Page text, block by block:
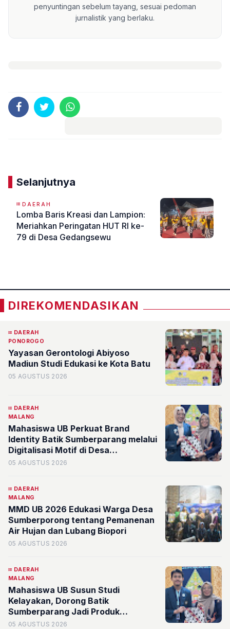
penyuntingan sebelum tayang, sesuai pedoman
jurnalistik yang berlaku.
Selanjutnya
DAERAH
Lomba Baris Kreasi dan Lampion:
Meriahkan Peringatan HUT RI ke-
79 di Desa Gedangsewu
DIREKOMENDASIKAN
DAERAH
PONOROGO
Yayasan Gerontologi Abiyoso
Madiun Studi Edukasi ke Kota Batu
05 AGUSTUS 2026
DAERAH
MALANG
Mahasiswa UB Perkuat Brand
Identity Batik Sumberparang melalui
Digitalisasi Motif di Desa
Sumberporong
05 AGUSTUS 2026
DAERAH
MALANG
MMD UB 2026 Edukasi Warga Desa
Sumberporong tentang Pemanenan
Air Hujan dan Lubang Biopori
05 AGUSTUS 2026
DAERAH
MALANG
Mahasiswa UB Susun Studi
Kelayakan, Dorong Batik
Sumberparang Jadi Produk
Unggulan dan Identitas Desa
05 AGUSTUS 2026